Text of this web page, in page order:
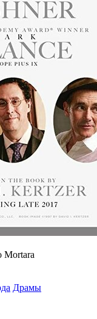
Mortara
Драмы